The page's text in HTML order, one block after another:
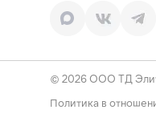
© 2026 ООО ТД Элит
Политика в